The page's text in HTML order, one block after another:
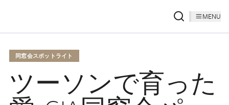
MENU
同窓会スポットライト
ツーソンで育った